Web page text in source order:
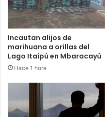
Incautan alijos de
marihuana a orillas del
Lago Itaipú en Mbaracayú
Hace 1 hora